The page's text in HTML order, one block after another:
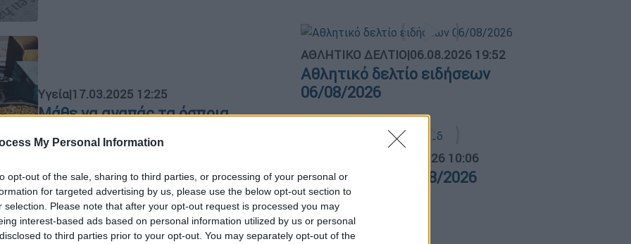
My Personal Information
opt-out of the sale, sharing to third parties, or processing of your personal or
for targeted advertising by us, please use the below opt-out section to
selection. Please note that after your opt-out request is processed you may
interest-based ads based on personal information utilized by us or personal
to third parties prior to your opt-out. You may separately opt-out of the
Υγεία|17.03.2025 12:25
Μάθε να αγαπάς τα όσπρια…
Θυμάσαι που σου έλεγαν ότι οι
ΑΘΛΗΤΙΚΟ ΔΕΛΤΙΟ|06.08.2026 19:52
Αθλητικό δελτίο ειδήσεων
06/08/2026
06.08.2026 10:06
Ώρα Ελλάδος 06/08/2026